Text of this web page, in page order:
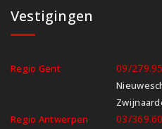
Vestigingen
Regio Gent 09/
Regio Antwerpen
03/